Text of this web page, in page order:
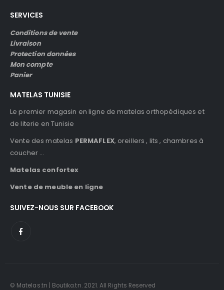
SERVICES
Conditions de vente
Livraison
Protection données
Mon compte
Panier
MATELAS TUNISIE
Le premier magasin en ligne de matelas orthopédiques et
de literie en Tunisie
Vente des matelas PERMAFLEX, oreillers , lits , chambres à
coucher …
Matelas confortex
Vente de meuble en ligne
SUIVEZ-NOUS SUR FACEBOOK
© Matelas.tn | Boutika.tn. 2021. All Rights Reserved